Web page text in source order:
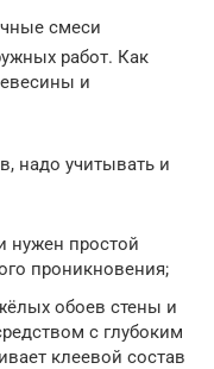
смеси
работ. Как
и
надо учитывать и
нужен простой
проникновения;
обоев стены и
с глубоким
клеевой состав